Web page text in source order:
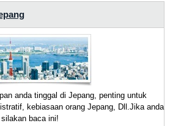
anda tinggal di Jepang, penting untuk
kebiasaan orang Jepang, Dll.Jika anda
baca ini!